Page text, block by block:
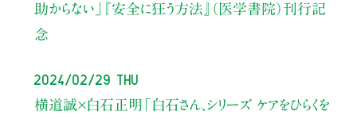
助からない」
『安全に狂う方法』（医学書院）刊行記
念
2024/02/29 Thu
横道誠×白石正明 「白石さん、シリーズ ケアをひらくを